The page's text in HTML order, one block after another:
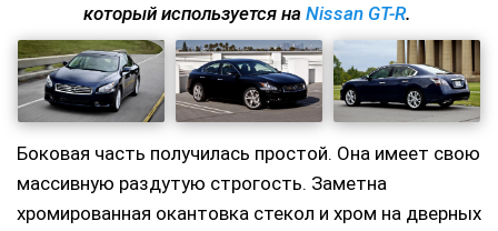
который используется на Nissan GT-R.
Боковая часть получилась простой. Она имеет свою
массивную раздутую строгость. Заметна
хромированная окантовка стекол и хром на дверных